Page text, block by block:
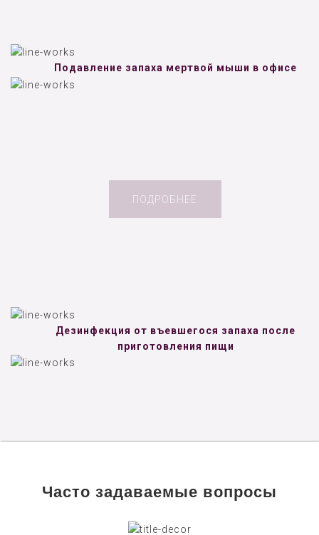
Подавление запаха мертвой мыши в офисе
ПОДРОБНЕЕ
Дезинфекция от въевшегося запаха после
приготовления пищи
Часто задаваемые вопросы